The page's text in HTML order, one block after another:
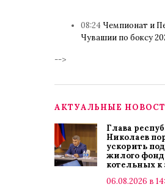
08:24 Чемпионат и
Чувашии по боксу
-->
АКТУАЛЬНЫЕ
Глава
Николаев
ускорить
жилого
котельных к
06.08.2026 в